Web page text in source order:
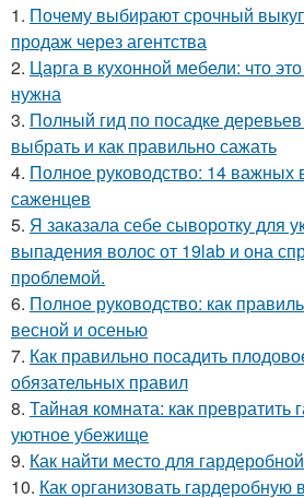
1. Почему выбирают срочный
продаж через агентства
2. Царга в кухонной мебели: что
нужна
3. Полный гид по посадке
выбрать и как правильно сажать
4. Полное руководство: 14 важных
саженцев
5. Я заказала себе сыворотку для
выпадения волос от 19lab и она
проблемой.
6. Полное руководство: как
весной и осенью
7. Как правильно посадить
обязательных правил
8. Тайная комната: как превратить
уютное убежище
9. Как найти место для
10. Как организовать гардеробную